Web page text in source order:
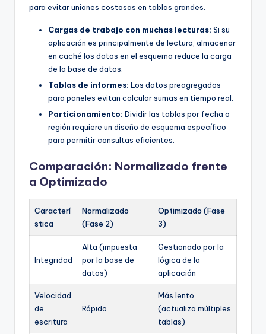
para evitar uniones costosas en tablas grandes.
Cargas de trabajo con muchas lecturas: Si su
aplicación es principalmente de lectura, almacenar
en caché los datos en el esquema reduce la carga
de la base de datos.
Tablas de informes: Los datos preagregados
para paneles evitan calcular sumas en tiempo real.
Particionamiento: Dividir las tablas por fecha o
región requiere un diseño de esquema específico
para permitir consultas eficientes.
Comparación: Normalizado frente
a Optimizado
Caracterí
stica
Normalizado
(Fase 2)
Optimizado (Fase
3)
Integridad
Alta (impuesta
por la base de
datos)
Gestionado por la
lógica de la
aplicación
Velocidad
de
escritura
Rápido
Más lento
(actualiza múltiples
tablas)